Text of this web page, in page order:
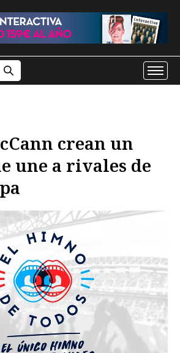
crean un
une a rivales de